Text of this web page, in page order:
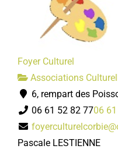
Foyer Culturel
Associations
6, rempart des
06 61 52 82 7706
Pascale LESTIENNE